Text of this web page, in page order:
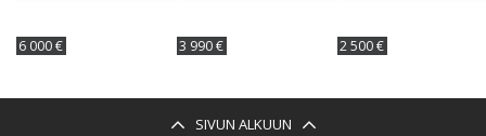
6 000 € 3 990 € 2 500 €
SIVUN ALKUUN